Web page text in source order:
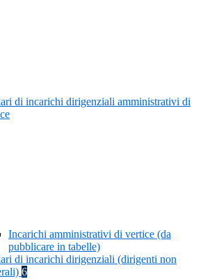
di incarichi dirigenziali amministrativi di
Incarichi amministrativi di vertice (da
pubblicare in tabelle)
di incarichi dirigenziali (dirigenti non
6